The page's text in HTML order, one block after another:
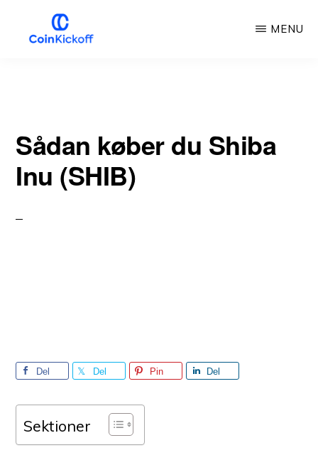
MENU
Sådan køber du Shiba
Inu (SHIB)
Del Del Pin Del
Sektioner